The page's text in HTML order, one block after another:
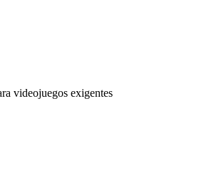
videojuegos exigentes